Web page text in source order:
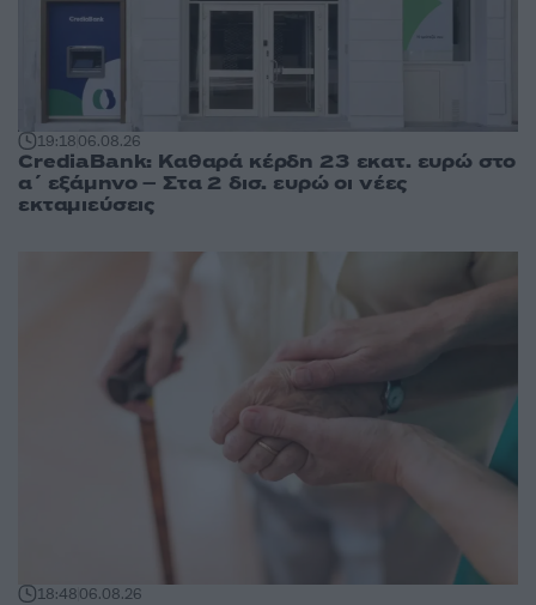
19:1806.08.26
CrediaBank: Καθαρά κέρδη 23 εκατ. ευρώ στο
α΄ εξάμηνο – Στα 2 δισ. ευρώ οι νέες
εκταμιεύσεις
18:4806.08.26